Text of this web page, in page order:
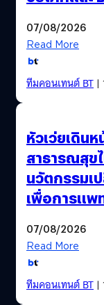
07/08/2026
Read More
ทีมคอนเทนต์ BT|
หัวเว่ยเดิน
สาธารณสุข
นวัตกรรมเ
เพื่อการแพ
07/08/2026
Read More
ทีมคอนเทนต์ BT|